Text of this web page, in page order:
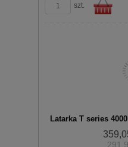
szt.
Latarka T series